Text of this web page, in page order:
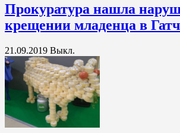
Прокуратура нашла
крещении младенца в
21.09.2019 Выкл.